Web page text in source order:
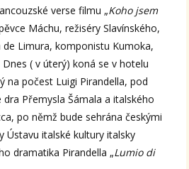
verse filmu „Koho jsem
Máchu, režiséry Slavínského,
de Limura, komponistu Kumoka,
( v úterý) koná se v hotelu
na počest Luigi Pirandella, pod
Přemysla Šámala a italského
po němž bude sehrána českými
Ústavu italské kultury italsky
dramatika Pirandella „Lumio di